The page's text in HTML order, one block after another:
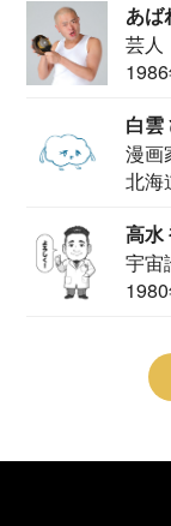
あば
芸人
白雲
漫画
北海
高水
宇宙